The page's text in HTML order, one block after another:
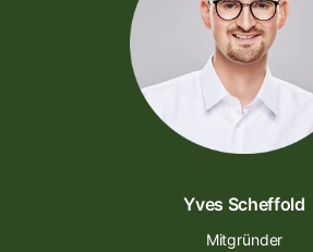
Yves Scheffold
Mitgründer